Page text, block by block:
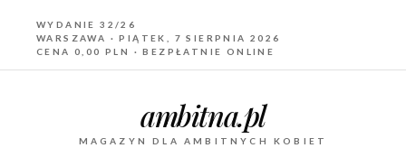
WYDANIE 32/26
WARSZAWA · PIĄTEK, 7 SIERPNIA 2026
CENA 0,00 PLN · BEZPŁATNIE ONLINE
ambitna.pl
MAGAZYN DLA AMBITNYCH KOBIET